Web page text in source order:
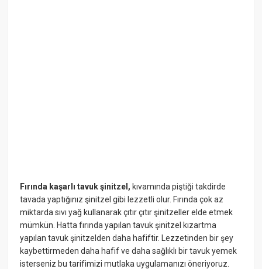
Fırında kaşarlı tavuk şinitzel , kıvamında piştiği takdirde
tavada yaptığınız şinitzel gibi lezzetli olur. Fırında çok az
miktarda sıvı yağ kullanarak çıtır çıtır şinitzeller elde etmek
mümkün. Hatta fırında yapılan tavuk şinitzel kızartma
yapılan tavuk şinitzelden daha hafiftir. Lezzetinden bir şey
kaybettirmeden daha hafif ve daha sağlıklı bir tavuk yemek
isterseniz bu tarifimizi mutlaka uygulamanızı öneriyoruz.